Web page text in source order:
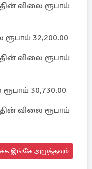
விலை ரூபாய்
32,200.00
விலை ரூபாய்
30,730.00
விலை ரூபாய்
இங்கே அழுத்தவும்